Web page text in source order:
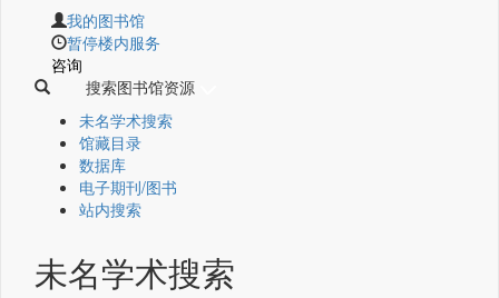
我的图书馆
暂停楼内服务
咨询
搜索图书馆资源
未名学术搜索
馆藏目录
数据库
电子期刊/图书
站内搜索
未名学术搜索